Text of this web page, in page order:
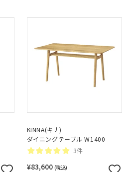
KINNA(キナ)
ダイニングテーブル W1400
3件
¥83,600 (税込)